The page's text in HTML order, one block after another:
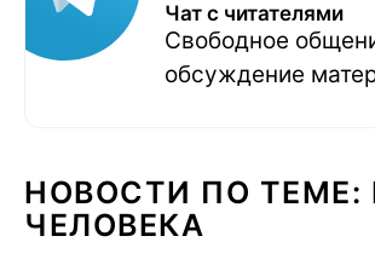
Чат с читателями
Свободное
обсуждение
НОВОСТИ ПО ТЕМЕ:
ЧЕЛОВЕКА